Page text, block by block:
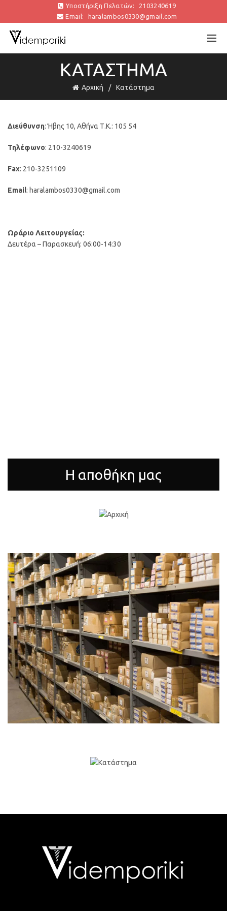
Υποστήριξη Πελατών:
2103240619
Email:
haralambos0330@gmail.com
ΚΑΤΆΣΤΗΜΑ
Αρχική Κατάστημα
Διεύθυνση: Ήβης 10, Αθήνα Τ.Κ.: 105 54
Τηλέφωνο: 210-3240619
Fax: 210-3251109
Email: haralambos0330@gmail.com
Ωράριο Λειτουργείας:
Δευτέρα – Παρασκευή: 06:00-14:30
Η αποθήκη μας